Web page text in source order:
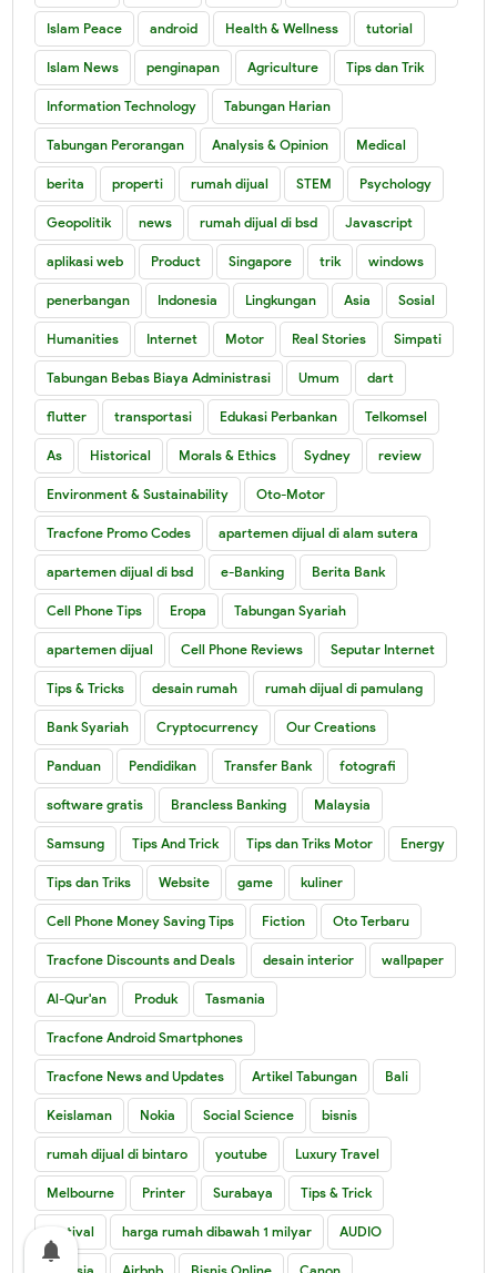
Islam Peace android Health & Wellness tutorial
Islam News penginapan Agriculture Tips dan Trik
Information Technology Tabungan Harian
Tabungan Perorangan Analysis & Opinion Medical
berita properti rumah dijual STEM Psychology
Geopolitik news rumah dijual di bsd Javascript
aplikasi web Product Singapore trik windows
penerbangan Indonesia Lingkungan Asia Sosial
Humanities Internet Motor Real Stories Simpati
Tabungan Bebas Biaya Administrasi Umum dart
flutter transportasi Edukasi Perbankan Telkomsel
As Historical Morals & Ethics Sydney review
Environment & Sustainability Oto-Motor
Tracfone Promo Codes apartemen dijual di alam sutera
apartemen dijual di bsd e-Banking Berita Bank
Cell Phone Tips Eropa Tabungan Syariah
apartemen dijual Cell Phone Reviews Seputar Internet
Tips & Tricks desain rumah rumah dijual di pamulang
Bank Syariah Cryptocurrency Our Creations
Panduan Pendidikan Transfer Bank fotografi
software gratis Brancless Banking Malaysia
Samsung Tips And Trick Tips dan Triks Motor Energy
Tips dan Triks Website game kuliner
Cell Phone Money Saving Tips Fiction Oto Terbaru
Tracfone Discounts and Deals desain interior wallpaper
Al-Qur'an Produk Tasmania
Tracfone Android Smartphones
Tracfone News and Updates Artikel Tabungan Bali
Keislaman Nokia Social Science bisnis
rumah dijual di bintaro youtube Luxury Travel
Melbourne Printer Surabaya Tips & Trick
festival harga rumah dibawah 1 milyar AUDIO
notifications